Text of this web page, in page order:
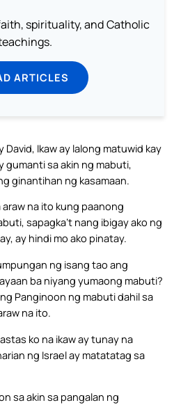
spirituality, and Catholic
ARTICLES
David, Ikaw ay lalong matuwid kay
gumanti sa akin ng mabuti,
ginantihan ng kasamaan.
na ito kung paanong
sapagka’t nang ibigay ako ng
ay hindi mo ako pinatay.
ng isang tao ang
ba niyang yumaong mabuti?
Panginoon ng mabuti dahil sa
na ito.
ko na ikaw ay tunay na
ng Israel ay matatatag sa
sa akin sa pangalan ng